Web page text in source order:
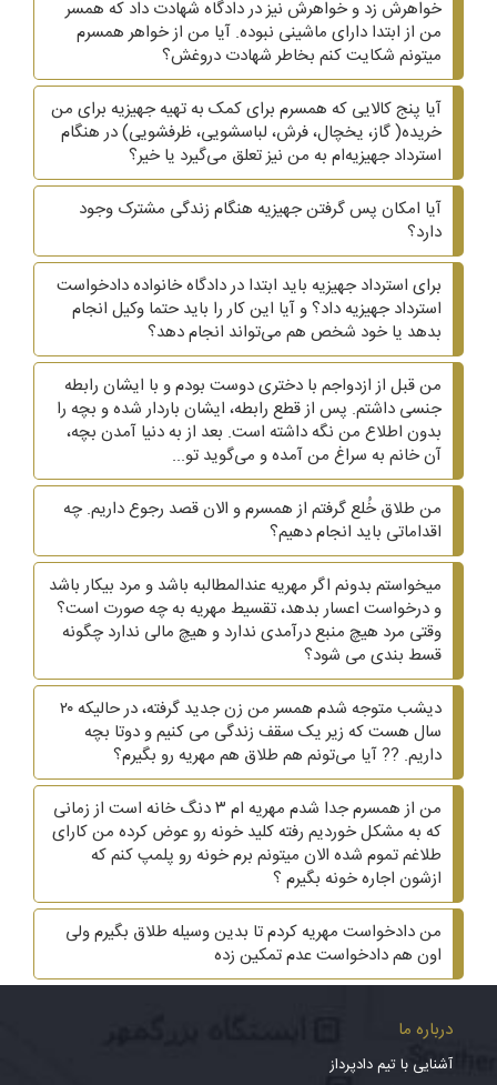
خواهرش زد و خواهرش نیز در دادگاه شهادت داد که همسر
من از ابتدا دارای ماشینی نبوده. آیا من از خواهر همسرم
میتونم شکایت کنم بخاطر شهادت دروغش؟
آیا پنج کالایی که همسرم برای کمک به تهیه جهیزیه برای من
خریده( گاز، یخچال، فرش، لباسشویی، ظرفشویی)‌ در هنگام
استرداد جهیزیه‌ام به من نیز تعلق می‌گیرد یا خیر؟
آیا امکان پس گرفتن جهیزیه هنگام زندگی مشترک وجود
دارد؟
برای استرداد جهیزیه باید ابتدا در دادگاه خانواده دادخواست
استرداد جهیزیه داد؟ و آیا این کار را باید حتما وکیل انجام
بدهد یا خود شخص هم می‌تواند انجام دهد؟
من قبل از ازدواجم با دختری دوست بودم و با ایشان رابطه
جنسی داشتم. پس از قطع رابطه، ایشان باردار شده و بچه را
بدون اطلاع من نگه داشته است. بعد از به دنیا آمدن بچه،
آن خانم به سراغ من آمده و می‌گوید تو...
من طلاق خُلع گرفتم از همسرم و الان قصد رجوع داریم. چه
اقداماتی باید انجام دهیم؟
میخواستم بدونم اگر مهریه عندالمطالبه باشد و مرد بیکار باشد
و درخواست اعسار بدهد، تقسیط مهریه به چه صورت است؟
وقتی مرد هیچ منبع درآمدی ندارد و هیچ مالی ندارد چگونه
قسط بندی می شود؟
دیشب متوجه شدم همسر من زن جدید گرفته، در حالیکه ۲۰
سال هست که زیر یک سقف زندگی می کنیم و دوتا بچه
داریم. ?? آیا می‌تونم هم طلاق هم مهریه رو بگیرم؟
من از همسرم جدا شدم مهریه ام ۳ دنگ خانه است از زمانی
که به مشکل خوردیم رفته کلید خونه رو عوض کرده من کارای
طلاغم تموم شده الان میتونم برم خونه رو پلمپ کنم که
ازشون اجاره خونه بگیرم ؟
من دادخواست مهریه کردم تا بدین وسیله طلاق بگیرم ولی
اون هم دادخواست عدم تمکین زده
درباره ما
آشنایی با تیم دادپرداز